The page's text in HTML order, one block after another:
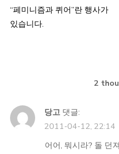
글
“페미니즘과 퀴어”란 행사가
있습니다.
2
당고 댓글:
2011-04-12, 22:14
어어, 뭐시라? 돌 던